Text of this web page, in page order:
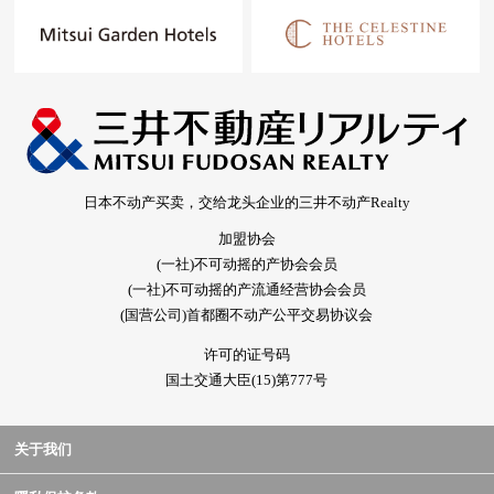
日本不动产买卖，交给龙头企业的三井不动产Realty
加盟协会
(一社)不可动摇的产协会会员
(一社)不可动摇的产流通经营协会会员
(国营公司)首都圈不动产公平交易协议会
许可的证号码
国土交通大臣(15)第777号
关于我们